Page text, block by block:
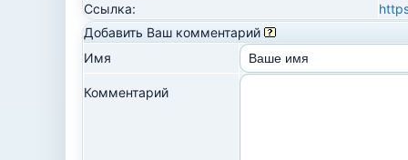
Ссылка:
Добавить Ваш комментарий
Имя
Комментарий